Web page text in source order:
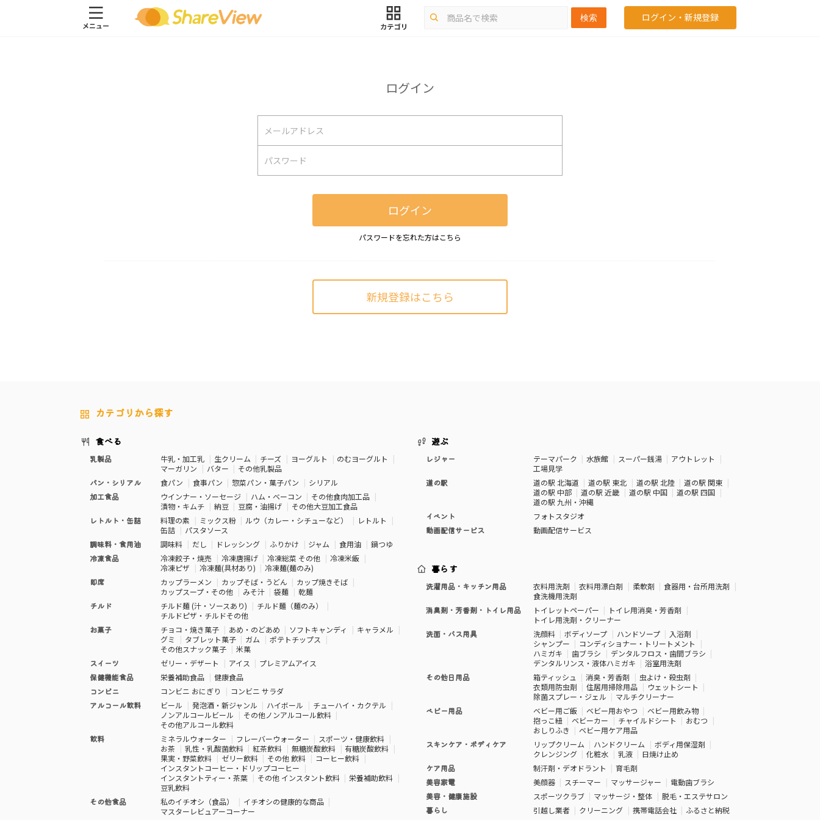
検索 ログイン・新規登録
ログイン
ログイン
パスワードを忘れた方はこちら
新規登録はこちら
カテゴリから探す
食べる
乳製品 牛乳・加工乳 生クリーム チーズ ヨーグルト
のむヨーグルト
マーガリン
バター
その他乳製品
パン・シリアル
食パン 食事パン 惣菜パン・菓子パン
シリアル
加工食品
ウインナー・ソーセージ ハム・ベーコン
その他食肉加工品
漬物・キムチ
納豆 豆腐・油揚げ
その他大豆加工食品
レトルト・缶詰
料理の素 ミックス粉 ルウ（カレー・シチューなど）
レトルト
缶詰
パスタソース
調味料・食用油
調味料 だし ドレッシング ふりかけ ジャム 食用油
鍋つゆ
冷凍食品
冷凍餃子・焼売 冷凍唐揚げ 冷凍総菜 その他
冷凍米飯
冷凍ピザ
冷凍麺(具材あり)
冷凍麺(麺のみ)
即席
カップラーメン カップそば・うどん
カップ焼きそば
カップスープ・その他
みそ汁 袋麺
乾麺
チルド
チルド麺 (汁・ソースあり)
チルド麺（麺のみ）
チルドピザ・チルドその他
お菓子
チョコ・焼き菓子 あめ・のどあめ ソフトキャンディ
キャラメル
グミ
タブレット菓子 ガム
ポテトチップス
その他スナック菓子
米菓
スイーツ
ゼリー・デザート アイス
プレミアムアイス
保健機能食品
栄養補助食品
健康食品
コンビニ
コンビニ おにぎり
コンビニ サラダ
アルコール飲料
ビール 発泡酒・新ジャンル ハイボール
チューハイ・カクテル
ノンアルコールビール
その他ノンアルコール飲料
その他アルコール飲料
飲料
ミネラルウォーター フレーバーウォーター
スポーツ・健康飲料
お茶
乳性・乳酸菌飲料 紅茶飲料 無糖炭酸飲料
有糖炭酸飲料
果実・野菜飲料
ゼリー飲料 その他 飲料
コーヒー飲料
インスタントコーヒー・ドリップコーヒー
インスタントティー・茶葉
その他 インスタント飲料
栄養補助飲料
豆乳飲料
その他食品
私のイチオシ（食品）
イチオシの健康的な商品
マスターレビュアーコーナー
遊ぶ
レジャー テーマパーク 水族館 スーパー銭湯
アウトレット
工場見学
道の駅
道の駅 北海道 道の駅 東北 道の駅 北陸
道の駅 関東
道の駅 中部
道の駅 近畿 道の駅 中国
道の駅 四国
道の駅 九州・沖縄
イベント
フォトスタジオ
動画配信サービス
動画配信サービス
暮らす
洗濯用品・キッチン用品 衣料用洗剤 衣料用漂白剤 柔軟剤
食器用・台所用洗剤
食洗機用洗剤
消臭剤・芳香剤・トイレ用品
トイレットペーパー
トイレ用消臭・芳香剤
トイレ用洗剤・クリーナー
洗面・バス用具
洗顔料 ボディソープ ハンドソープ
入浴剤
シャンプー
コンディショナー・トリートメント
ハミガキ
歯ブラシ
デンタルフロス・歯間ブラシ
デンタルリンス・液体ハミガキ
浴室用洗剤
その他日用品
箱ティッシュ 消臭・芳香剤
虫よけ・殺虫剤
衣類用防虫剤
住居用掃除用品
ウェットシート
除菌スプレー・ジェル
マルチクリーナー
ベビー用品
ベビー用ご飯 ベビー用おやつ
ベビー用飲み物
抱っこ紐
ベビーカー チャイルドシート
おむつ
おしりふき
ベビー用ケア用品
スキンケア・ボディケア
リップクリーム ハンドクリーム
ボディ用保湿剤
クレンジング
化粧水 乳液
日焼け止め
ケア用品
制汗剤・デオドラント
育毛剤
美容家電
美顔器 スチーマー マッサージャー
電動歯ブラシ
美容・健康施設
スポーツクラブ マッサージ・整体
脱毛・エステサロン
暮らし
引越し業者 クリーニング 携帯電話会社
ふるさと納税